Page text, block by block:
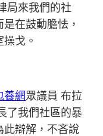
局來我們的社
在鼓動膽怯，
戈。
養網眾議員 布拉
了我們社區的暴
此辯解，不吝說